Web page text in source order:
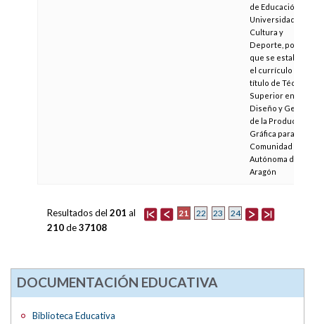
de Educación,
Universidad,
Cultura y
Deporte, por la
que se establece
el currículo del
título de Técnico
Superior en
Diseño y Gestión
de la Producción
Gráfica para la
Comunidad
Autónoma de
Aragón
21 22 23 24
Resultados del 201 al
210de37108
DOCUMENTACIÓN EDUCATIVA
Biblioteca Educativa